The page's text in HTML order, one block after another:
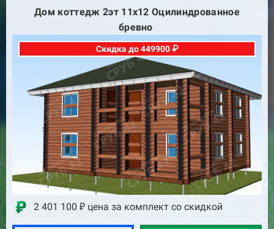
Дом коттедж 2эт 11х12 Оцилиндрованное
бревно
Скидка до 449900 ₽
2 401 100 ₽ цена за комплект со скидкой